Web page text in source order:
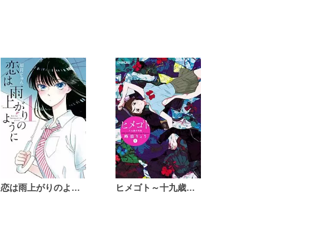
恋は雨上がりのように ヒメゴト～十九歳の制服～